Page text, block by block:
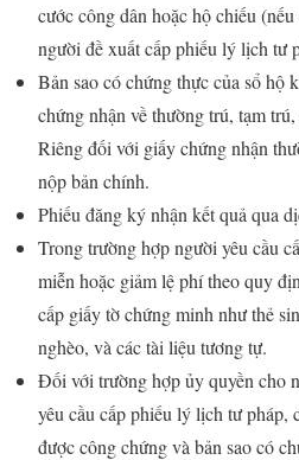
cước công dân hoặc hộ chiếu
người đề xuất cấp phiếu lý lịch tư
Bản sao có chứng thực của sổ hộ
chứng nhận về thường trú, tạm
Riêng đối với giấy chứng nhận
nộp bản chính.
Phiếu đăng ký nhận kết quả qua
Trong trường hợp người yêu cầu
miễn hoặc giảm lệ phí theo quy
cấp giấy tờ chứng minh như thẻ
nghèo, và các tài liệu tương tự.
Đối với trường hợp ủy quyền cho
yêu cầu cấp phiếu lý lịch tư pháp,
được công chứng và bản sao có